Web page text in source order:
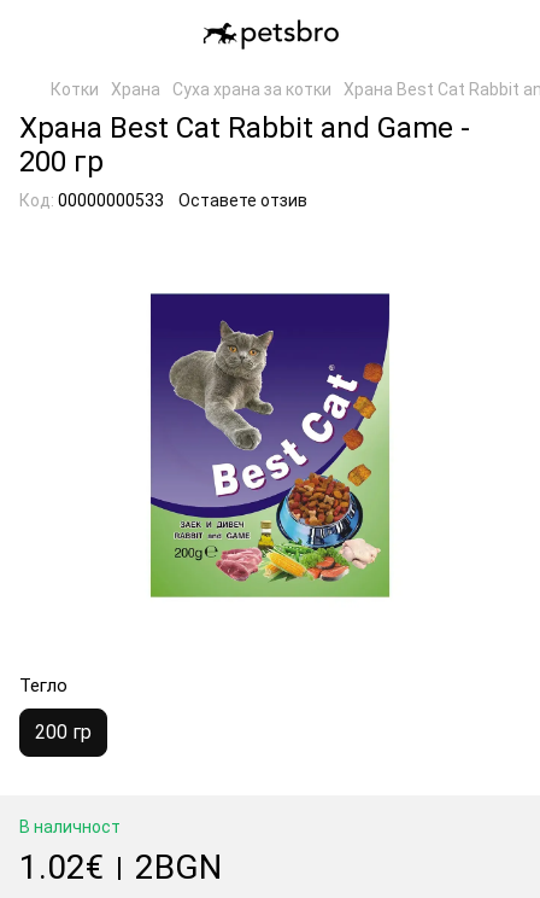
Котки Храна Суха храна за котки Храна Best Cat Rabbit
Храна Best Cat Rabbit and Game -
200 гр
Код: 00000000533 Оставете отзив
Тегло
200 гр
В наличност
1.02€ | 2BGN